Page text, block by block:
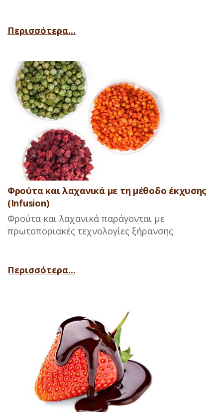
Περισσότερα...
Φρούτα και λαχανικά με τη μέθοδο έκχυσης
(Infusion)
Φρούτα και λαχανικά παράγονται με
πρωτοποριακές τεχνολογίες ξήρανσης.
Περισσότερα...